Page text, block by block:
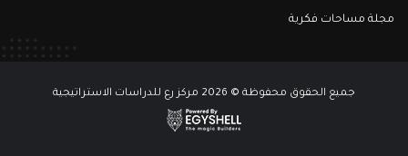
مجلة مساحات فكرية
جميع الحقوق محفوظة © 2026 مركز رع للدراسات الاستراتيجية